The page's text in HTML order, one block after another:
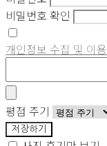
비밀번호 확인
개인정보 수집 및 이용
평점 주기
저장하기